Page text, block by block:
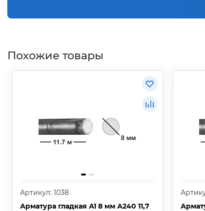
Похожие товары
Артикул: 1038
Арматура гладкая А1 8 мм А240 11,7